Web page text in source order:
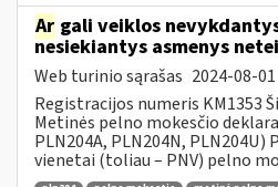
Ar gali veiklos
nesiekiantys asmenys
Web turinio sąrašas 2024-08-01
Registracijos numeris KM1353
Metinės pelno mokesčio
PLN204A, PLN204N,
vienetai (toliau – PNV) pelno